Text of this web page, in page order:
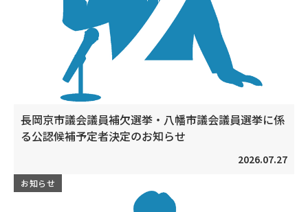
長岡京市議会議員補欠選挙・八幡市議会議員選挙に係
る公認候補予定者決定のお知らせ
2026.07.27
お知らせ